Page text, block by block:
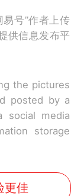
号”作者上传
供信息发布平
the pictures
posted by a
social media
storage
更佳